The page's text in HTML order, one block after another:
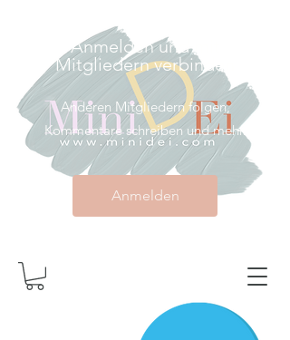
Anmelden und mit
Mitgliedern verbinden
Anderen Mitgliedern folgen,
Kommentare schreiben und mehr.
Anmelden